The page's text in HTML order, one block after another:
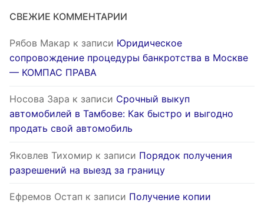
СВЕЖИЕ КОММЕНТАРИИ
Рябов Макар к записи Юридическое
сопровождение процедуры банкротства в Москве
— КОМПАС ПРАВА
Носова Зара к записи Срочный выкуп
автомобилей в Тамбове: Как быстро и выгодно
продать свой автомобиль
Яковлев Тихомир к записи Порядок получения
разрешений на выезд за границу
Ефремов Остап к записи Получение копии